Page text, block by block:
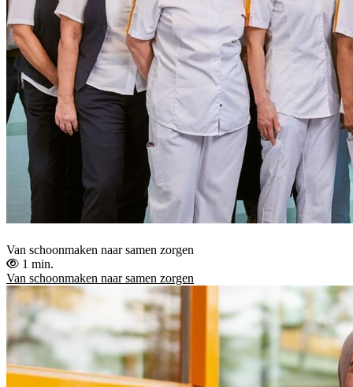
Van schoonmaken naar samen zorgen
1 min.
Van schoonmaken naar samen zorgen